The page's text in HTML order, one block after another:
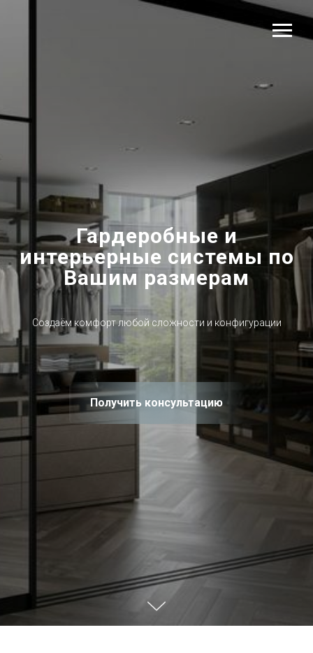
Гардеробные и
интерьерные системы по
Вашим размерам
Создаём комфорт любой сложности и конфигурации
Получить консультацию